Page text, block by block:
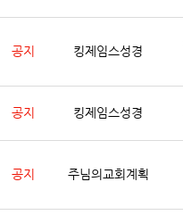
공지 킹제임스성경
공지 킹제임스성경
공지 주님의교회계획